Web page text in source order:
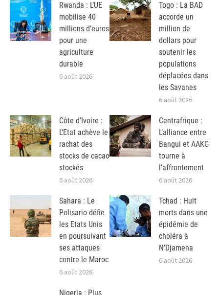
Rwanda : L’UE
mobilise 40
millions d’euros
pour une
agriculture
durable
6 août 2026
Togo : La BAD
accorde un
million de
dollars pour
soutenir les
populations
déplacées dans
les Savanes
6 août 2026
Côte d’Ivoire :
L’Etat achève le
rachat des
stocks de cacao
stockés
6 août 2026
Centrafrique :
L’alliance entre
Bangui et AAKG
tourne à
l’affrontement
6 août 2026
Sahara : Le
Polisario défie
les Etats Unis
en poursuivant
ses attaques
contre le Maroc
6 août 2026
Tchad : Huit
morts dans une
épidémie de
choléra à
N’Djamena
6 août 2026
Nigeria : Plus